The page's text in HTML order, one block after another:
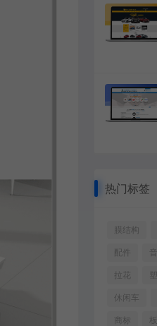
热门标签
膜结构
配件
拉花
休闲车
商标